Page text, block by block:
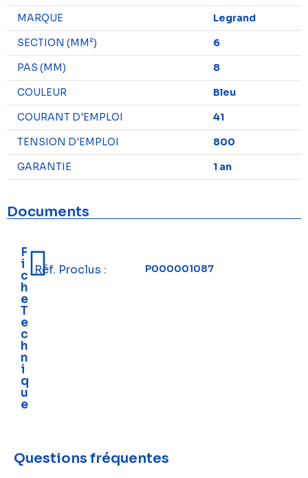
MARQUE
Legrand
SECTION (MM²)
6
PAS (MM)
8
COULEUR
Bleu
COURANT D'EMPLOI
41
TENSION D'EMPLOI
800
GARANTIE
1 an
Documents
F
i
c
h
e
T
e
c
h
n
i
q
u
e
Réf. Proclus : P000001087
Questions fréquentes